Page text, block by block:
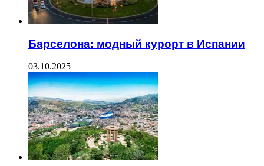
Барселона: модный курорт в Испании
03.10.2025